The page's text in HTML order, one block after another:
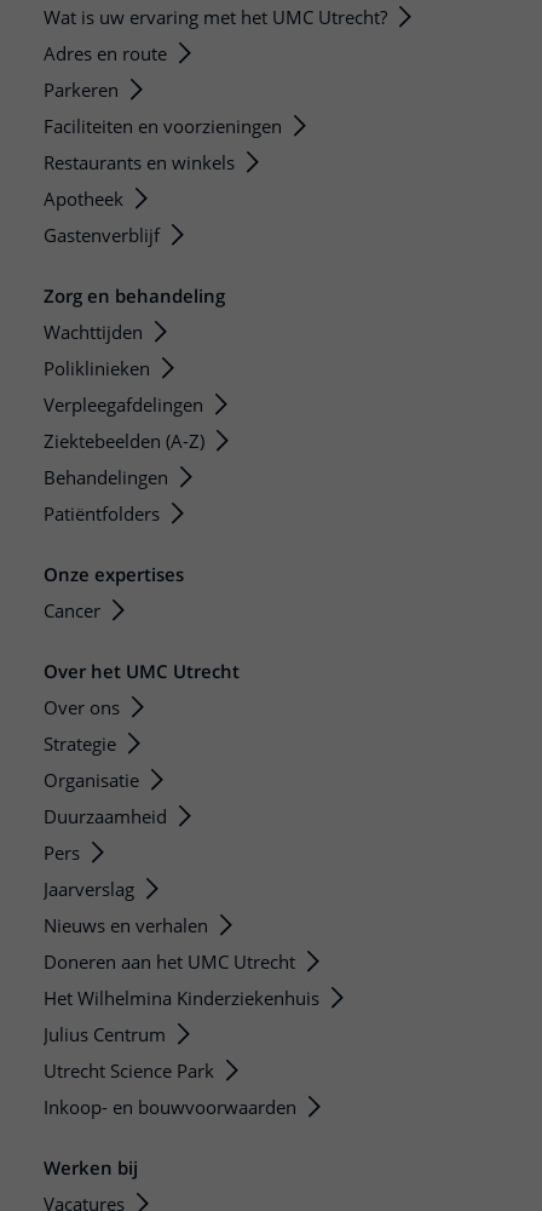
Wat is uw ervaring met het UMC Utrecht?
Adres en route
Parkeren
Faciliteiten en voorzieningen
Restaurants en winkels
Apotheek
Gastenverblijf
Zorg en behandeling
Wachttijden
Poliklinieken
Verpleegafdelingen
Ziektebeelden (A-Z)
Behandelingen
Patiëntfolders
Onze expertises
Cancer
Over het UMC Utrecht
Over ons
Strategie
Organisatie
Duurzaamheid
Pers
Jaarverslag
Nieuws en verhalen
Doneren aan het UMC Utrecht
Het Wilhelmina Kinderziekenhuis
Julius Centrum
Utrecht Science Park
Inkoop- en bouwvoorwaarden
Werken bij
Vacatures